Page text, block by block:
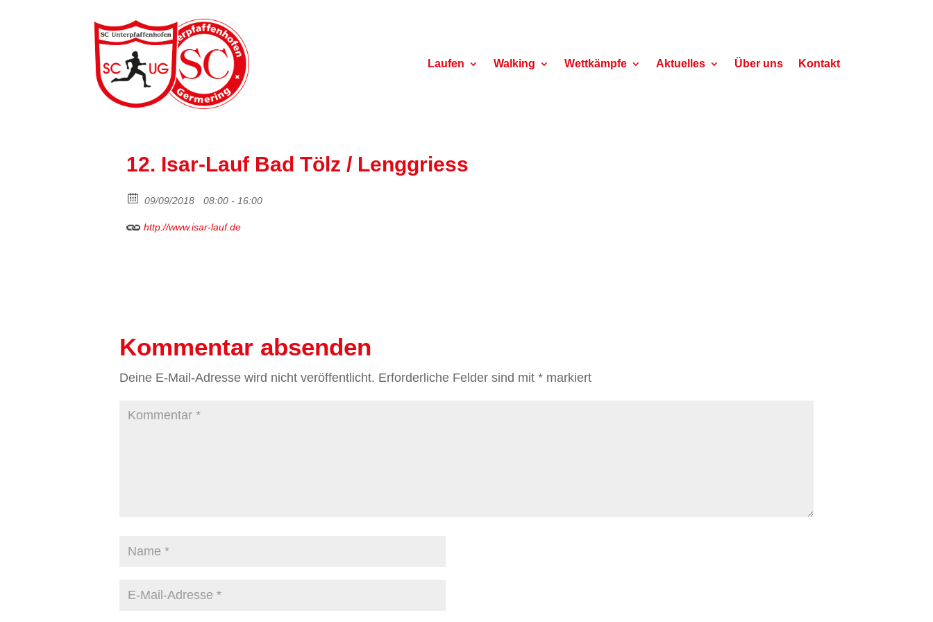
Laufen Walking Wettkämpfe Aktuelles Über uns Kontakt
12. Isar-Lauf Bad Tölz / Lenggriess
09/09/2018 08:00 - 16:00
http://www.isar-lauf.de
Kommentar absenden
Deine E-Mail-Adresse wird nicht veröffentlicht. Erforderliche Felder sind mit * markiert